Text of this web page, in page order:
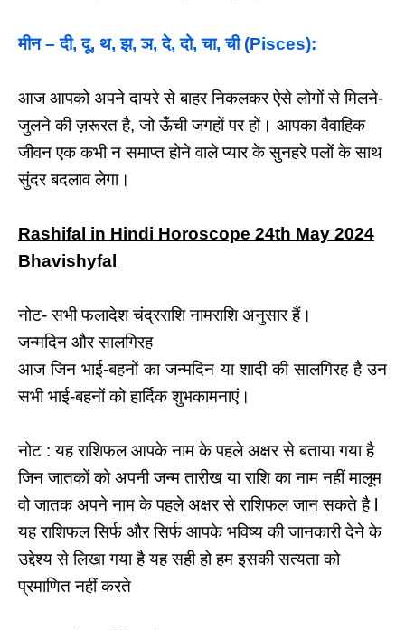
मीन – दी, दू, थ, झ, ञ, दे, दो, चा, ची (Pisces):
आज आपको अपने दायरे से बाहर निकलकर ऐसे लोगों से मिलने-
जुलने की ज़रूरत है, जो ऊँची जगहों पर हों। आपका वैवाहिक
जीवन एक कभी न समाप्त होने वाले प्यार के सुनहरे पलों के साथ
सुंदर बदलाव लेगा।
Rashifal in Hindi Horoscope 24th May 2024
Bhavishyfal
नोट- सभी फलादेश चंद्रराशि नामराशि अनुसार हैं।
जन्मदिन और सालगिरह
आज जिन भाई-बहनों का जन्मदिन या शादी की सालगिरह है उन
सभी भाई-बहनों को हार्दिक शुभकामनाएं।
नोट : यह राशिफल आपके नाम के पहले अक्षर से बताया गया है
जिन जातकों को अपनी जन्म तारीख या राशि का नाम नहीं मालूम
वो जातक अपने नाम के पहले अक्षर से राशिफल जान सकते है l
यह राशिफल सिर्फ और सिर्फ आपके भविष्य की जानकारी देने के
उद्देश्य से लिखा गया है यह सही हो हम इसकी सत्यता को
प्रमाणित नहीं करते